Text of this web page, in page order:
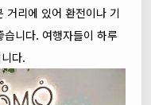
거리에 있어 환전이나 기
니다. 여행자들이 하루
다.